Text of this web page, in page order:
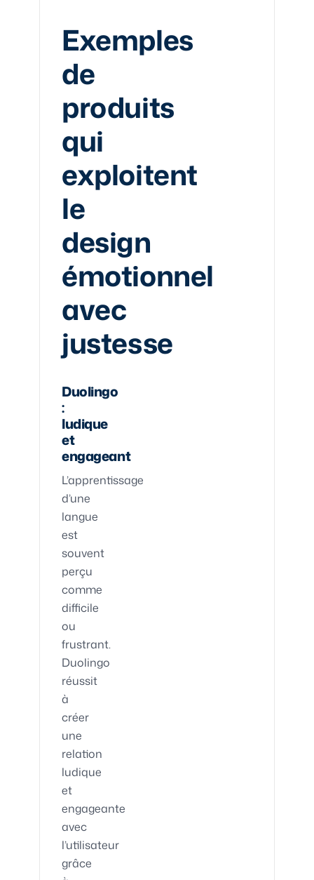
Exemples
de
produits
qui
exploitent
le
design
émotionnel
avec
justesse
Duolingo
:
ludique
et
engageant
L’apprentissage
d’une
langue
est
souvent
perçu
comme
difficile
ou
frustrant.
Duolingo
réussit
à
créer
une
relation
ludique
et
engageante
avec
l’utilisateur
grâce